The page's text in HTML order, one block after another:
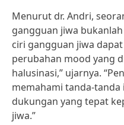
Menurut dr. Andri,
gangguan jiwa
ciri gangguan jiwa
perubahan mood yang
halusinasi,” ujarnya.
memahami tanda-
dukungan yang tepat
jiwa.”